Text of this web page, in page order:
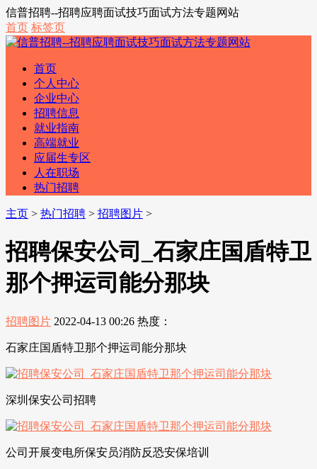
信普招聘--招聘应聘面试技巧面试方法专题网站
首页 标签页
首页
个人中心
企业中心
招聘信息
就业指南
高端就业
应届生专区
人在职场
热门招聘
主页 > 热门招聘 > 招聘图片 >
招聘保安公司_石家庄国盾特卫
那个押运司能分那块
招聘图片 2022-04-13 00:26 热度：
石家庄国盾特卫那个押运司能分那块
深圳保安公司招聘
公司开展变电所保安员消防反恐安保培训